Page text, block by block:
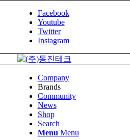
Facebook
Youtube
Twitter
Instagram
Company
Brands
Community
News
Shop
Search
Menu Menu